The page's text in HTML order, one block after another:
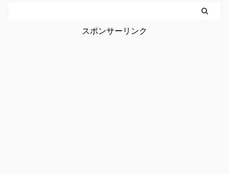
スポンサーリンク